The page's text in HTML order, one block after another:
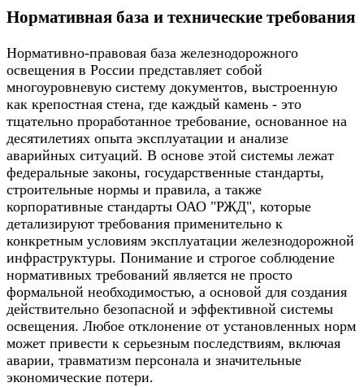
Нормативная база и технические требования
Нормативно-правовая база железнодорожного
освещения в России представляет собой
многоуровневую систему документов, выстроенную
как крепостная стена, где каждый камень - это
тщательно проработанное требование, основанное на
десятилетиях опыта эксплуатации и анализе
аварийных ситуаций. В основе этой системы лежат
федеральные законы, государственные стандарты,
строительные нормы и правила, а также
корпоративные стандарты ОАО "РЖД", которые
детализируют требования применительно к
конкретным условиям эксплуатации железнодорожной
инфраструктуры. Понимание и строгое соблюдение
нормативных требований является не просто
формальной необходимостью, а основой для создания
действительно безопасной и эффективной системы
освещения. Любое отклонение от установленных норм
может привести к серьезным последствиям, включая
аварии, травматизм персонала и значительные
экономические потери.